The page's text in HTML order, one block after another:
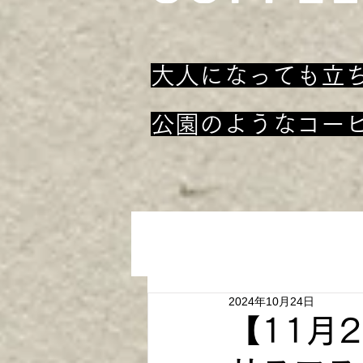
大人になっても立
公園のようなコー
【11月
2024年10月24日